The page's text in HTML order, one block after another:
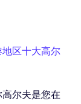
地区十大高尔
尔夫是您在